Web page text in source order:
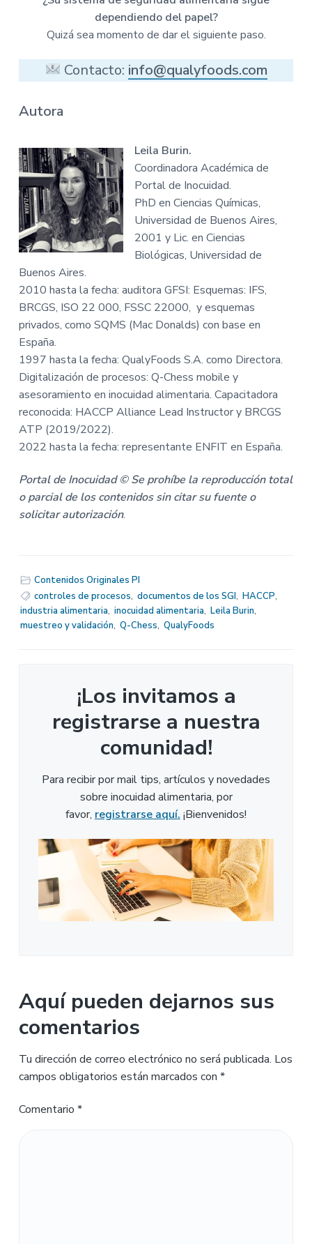
dependiendo del papel?
Quizá sea momento de dar el siguiente paso.
Contacto: info@qualyfoods.com
Autora
Leila Burin.
Coordinadora Académica de
Portal de Inocuidad.
PhD en Ciencias Químicas,
Universidad de Buenos Aires,
2001 y Lic. en Ciencias
Biológicas, Universidad de
Buenos Aires.
2010 hasta la fecha: auditora GFSI: Esquemas: IFS,
BRCGS, ISO 22 000, FSSC 22000, y esquemas
privados, como SQMS (Mac Donalds) con base en
España.
1997 hasta la fecha: QualyFoods S.A. como Directora.
Digitalización de procesos: Q-Chess mobile y
asesoramiento en inocuidad alimentaria. Capacitadora
reconocida: HACCP Alliance Lead Instructor y BRCGS
ATP (2019/2022).
2022 hasta la fecha: representante ENFIT en España.
Portal de Inocuidad © Se prohíbe la reproducción total
o parcial de los contenidos sin citar su fuente o
solicitar autorización.
Contenidos Originales PI
controles de procesos, documentos de los SGI, HACCP,
industria alimentaria, inocuidad alimentaria, Leila Burin,
muestreo y validación, Q-Chess, QualyFoods
¡Los invitamos a
registrarse a nuestra
comunidad!
Para recibir por mail tips, artículos y novedades
sobre inocuidad alimentaria, por
favor, registrarse aquí. ¡Bienvenidos!
Aquí pueden dejarnos sus
comentarios
Tu dirección de correo electrónico no será publicada. Los
campos obligatorios están marcados con *
Comentario *